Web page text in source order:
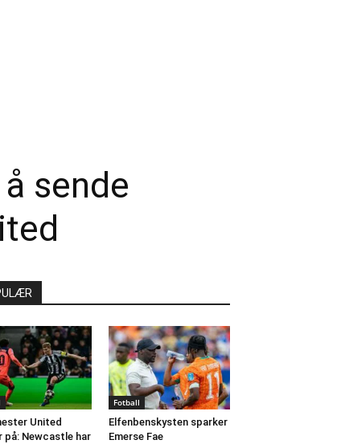
sende
United
på: Newcastle har
Fotball
Elfenbenskysten sparker
Emerse Fae